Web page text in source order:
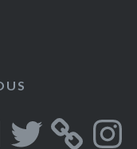
positive.
dès à présent
Twitter Instagram